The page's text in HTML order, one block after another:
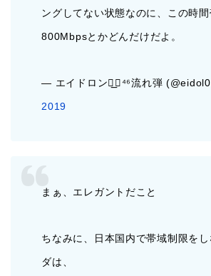
ングしてない状態なのに、この時間
800Mbpsとかどんだけだよ。
— エイドロン◢͟￨⁴⁶流れ弾
2019
まぁ、エレガントだこと
ちなみに、日本国内で帯域制限を
ダは、